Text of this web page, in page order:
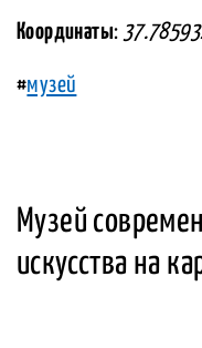
Координаты:
#музей
Музей
искусства на